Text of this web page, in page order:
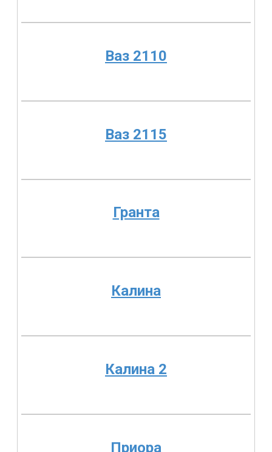
Ваз 2110
Ваз 2115
Гранта
Калина
Калина 2
Приора